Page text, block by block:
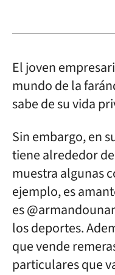
El joven
mundo de la
sabe de su vida
Sin embargo, en
tiene alrededor
muestra algunas
ejemplo, es
es
los deportes.
que vende
particulares que